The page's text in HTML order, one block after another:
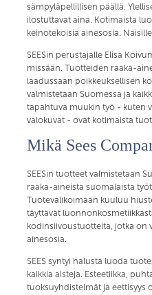
sämpyläpellillisen päällä.
ilostuttavat aina. Kotimaista
keinotekoisia ainesosia.
SEESin perustajalle Elisa
missään. Tuotteiden raaka-
laadussaan poikkeuksellisen
valmistetaan Suomessa ja
tapahtuva muukin työ - kuten
valokuvat - ovat kotimaista
Mikä Sees
SEESin tuotteet valmistetaan
raaka-aineista suomalaista
Tuotevalikoimaan kuuluu
täyttävät
kodinsiivoustuotteita, jotka on
ainesosia.
SEES syntyi halusta luoda
kaikkia aisteja. Esteetiikka,
tuoksuyhdistelmät ja eettisyys